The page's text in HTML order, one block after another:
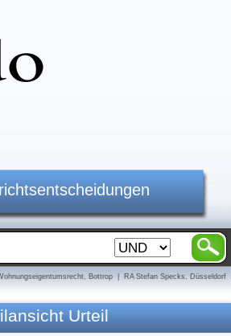
Bottrop | RA Stefan Specks,
Urteil